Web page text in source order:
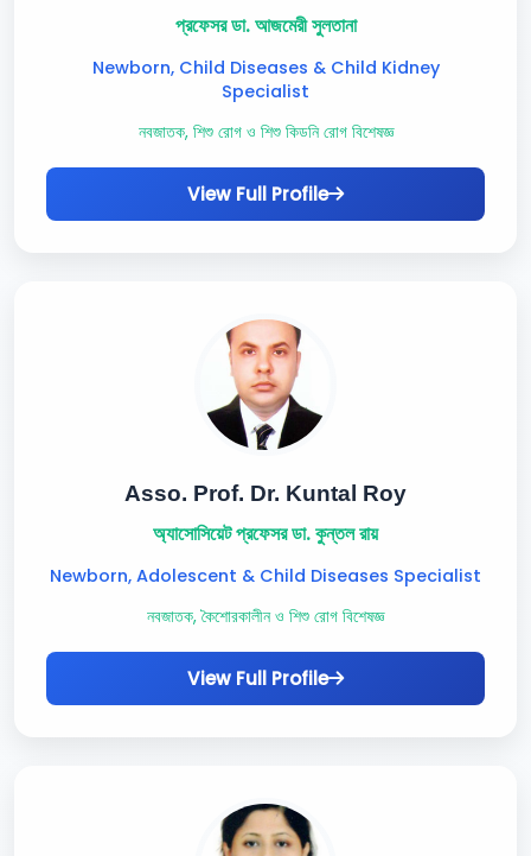
প্রফেসর ডা. আজমেরী সুলতানা
Newborn, Child Diseases & Child Kidney
Specialist
নবজাতক, শিশু রোগ ও শিশু কিডনি রোগ বিশেষজ্ঞ
View Full Profile
Asso. Prof. Dr. Kuntal Roy
অ্যাসোসিয়েট প্রফেসর ডা. কুন্তল রায়
Newborn, Adolescent & Child Diseases Specialist
নবজাতক, কৈশোরকালীন ও শিশু রোগ বিশেষজ্ঞ
View Full Profile